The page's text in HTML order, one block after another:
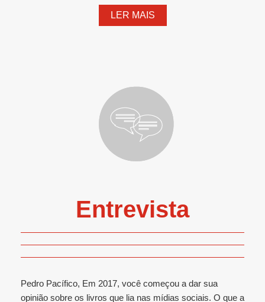
LER MAIS
Entrevista
Pedro Pacífico, Em 2017, você começou a dar sua
opinião sobre os livros que lia nas mídias sociais. O que a